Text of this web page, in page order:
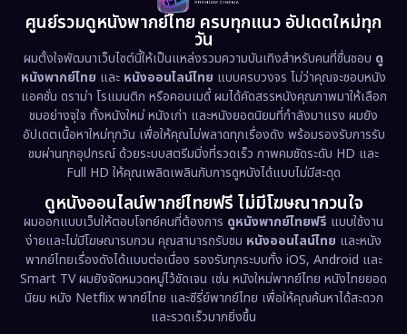
Disaster (13)
Disney+ (5)
Documentary สารคดี (94)
Drama ดราม่า (1,513)
Dystopian (17)
Emotional (61)
Epic มหากาพย์ (227)
Erotic (36)
1978
1974
1962
ศูนย์รวมดูหนังพากย์ไทย ครบทุกแนว อัปเดตใหม่ทุก
วัน
ผมตั้งใจพัฒนาเว็บไซต์นี้ให้เป็นแหล่งรวมความบันเทิงสำหรับคนที่ชื่นชอบ ดู
หนังพากย์ไทย และ หนังออนไลน์ไทย แบบครบวงจร ไม่ว่าคุณจะชอบหนัง
แอคชั่น ดราม่า โรแมนติก หรือคอมเมดี้ ผมได้คัดสรรหนังคุณภาพมาให้เลือก
ชมอย่างจุใจ ทั้งหนังใหม่ หนังเก่า และหนังยอดนิยมที่กำลังมาแรง ผมยัง
อัปเดตเนื้อหาใหม่ทุกวัน เพื่อให้คุณไม่พลาดทุกเรื่องดัง พร้อมรองรับการรับ
ชมผ่านทุกอุปกรณ์ ด้วยระบบสตรีมมิ่งที่รวดเร็ว ภาพคมชัดระดับ HD และ
Full HD ให้คุณเพลิดเพลินกับการดูหนังได้แบบไม่มีสะดุด
ดูหนังออนไลน์พากย์ไทยฟรี ไม่มีโฆษณากวนใจ
ผมออกแบบเว็บให้ตอบโจทย์คนที่ต้องการ ดูหนังพากย์ไทยฟรี แบบใช้งาน
ง่ายและไม่มีโฆษณารบกวน คุณสามารถรับชม หนังออนไลน์ไทย และหนัง
พากย์ไทยเรื่องดังได้แบบต่อเนื่อง รองรับทุกระบบทั้ง iOS, Android และ
Smart TV ผมยังจัดหมวดหมู่ไว้ชัดเจน เช่น หนังใหม่พากย์ไทย หนังไทยยอด
นิยม หนัง Netflix พากย์ไทย และซีรี่ย์พากย์ไทย เพื่อให้คุณค้นหาได้สะดวก
และรวดเร็วมากยิ่งขึ้น